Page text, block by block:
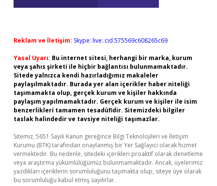
Reklam ve İletişim: Skype: live:.cid.575569c608265c69
Yasal Uyarı: Bu internet sitesi, herhangi bir marka, kurum
veya şahıs şirketi ile hiçbir bağlantısı bulunmamaktadır.
Sitede yalnızca kendi hazırladığımız makaleler
paylaşılmaktadır. Burada yer alan içerikler haber niteliği
taşımamakta olup, gerçek kurum ve kişiler hakkında
paylaşım yapılmamaktadır. Gerçek kurum ve kişiler ile isim
benzerlikleri tamamen tesadüfidir. Sitemizdeki bilgiler
taslak halindedir ve tavsiye niteliği taşımazlar.
Sitemiz, 5651 Sayılı Kanun gereğince Bilgi Teknolojileri ve İletişim
Kurumu (BTK) tarafından onaylanmış bir Yer Sağlayıcı olarak hizmet
vermektedir. Bu nedenle, sitedeki içerikleri proaktif olarak denetleme
veya araştırma yükümlülüğümüz bulunmamaktadır. Ancak, üyelerimiz
yazdıkları içeriklerin sorumluluğunu taşımakta olup, siteye üye olarak
bu sorumluluğu kabul etmiş sayılırlar.